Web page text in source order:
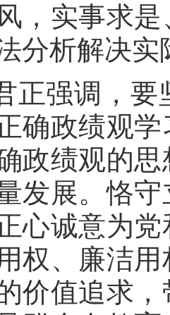
，实事求
分析解决
正强调，要
确政绩观
政绩观的
发展。恪
心诚意为
权、廉洁
价值追求